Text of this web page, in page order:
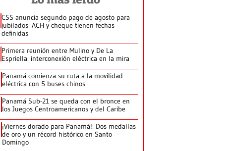
CSS anuncia segundo pago de agosto para
jubilados: ACH y cheque tienen fechas
definidas
Primera reunión entre Mulino y De La
Espriella: interconexión eléctrica en la mira
Panamá comienza su ruta a la movilidad
eléctrica con 5 buses chinos
Panamá Sub-21 se queda con el bronce en
los Juegos Centroamericanos y del Caribe
¡Viernes dorado para Panamá!: Dos medallas
de oro y un récord histórico en Santo
Domingo